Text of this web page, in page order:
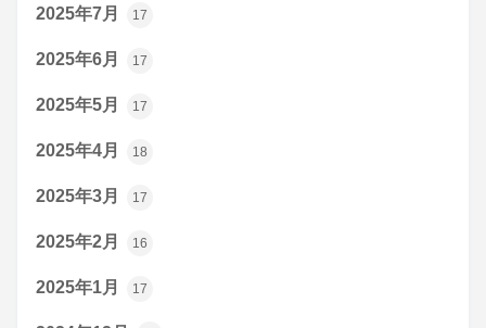
2025年7月 17
2025年6月 17
2025年5月 17
2025年4月 18
2025年3月 17
2025年2月 16
2025年1月 17